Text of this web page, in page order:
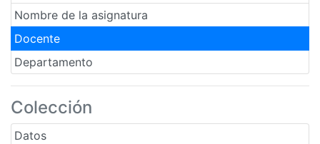
Nombre de la asignatura
Docente
Departamento
Colección
Datos